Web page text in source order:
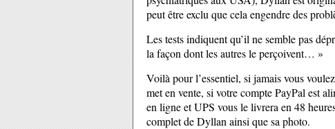
peut être exclu que cela engendre des
Les tests indiquent qu’il ne semble pas
la façon dont les autres le perçoivent… »
Voilà pour l’essentiel, si jamais vous
met en vente, si votre compte PayPal est
en ligne et UPS vous le livrera en 48
complet de Dyllan ainsi que sa photo.